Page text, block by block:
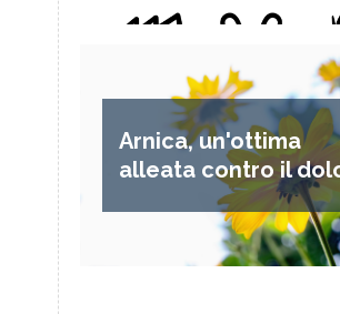
Arnica, un'ottima
alleata contro il